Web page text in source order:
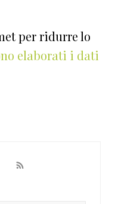
per ridurre lo
elaborati i dati